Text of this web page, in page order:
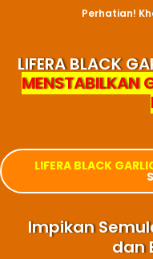
Perhatian!
LIFERA BLACK
MENSTABILKAN
LIFERA BLACK
Impikan
dan